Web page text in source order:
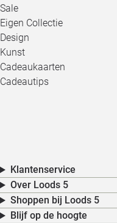
Sale
Eigen Collectie
Design
Kunst
Cadeaukaarten
Cadeautips
Klantenservice
Over Loods 5
Shoppen bij Loods 5
Blijf op de hoogte